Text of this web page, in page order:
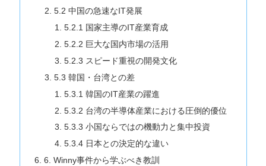
5.2 中国の急速なIT発展
5.2.1 国家主導のIT産業育成
5.2.2 巨大な国内市場の活用
5.2.3 スピード重視の開発文化
5.3 韓国・台湾との差
5.3.1 韓国のIT産業の躍進
5.3.2 台湾の半導体産業における圧倒的優位
5.3.3 小国ならではの機動力と集中投資
5.3.4 日本との決定的な違い
6. Winny事件から学ぶべき教訓